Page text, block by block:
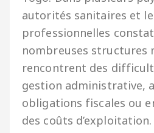
autorités sanitaires et
professionnelles
nombreuses structures
rencontrent des
gestion administrative,
obligations fiscales ou
des coûts